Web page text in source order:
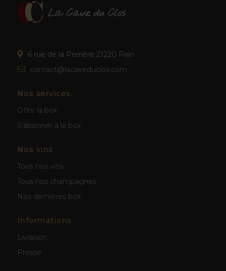
6 rue de la Perrière 21220 Fixin
contact@lacaveduclos.com
Nos services
Offrir la box
S'abonner à la box
Nos vins
Tous nos vins
Tous nos champagnes
Nos dernières box
Informations
Livraison
Presse